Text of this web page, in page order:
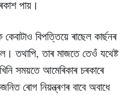
পায়।
বিপত্তিয়ে ৰাছেল কাৰ্ছনৰ
তথাপি, তাৰ মাজতে তেওঁ যথেষ্ট
সময়তে আমেৰিকাৰ চৰকাৰে
ৰোগ নিয়ন্ত্ৰণৰ বাবে অবাধে